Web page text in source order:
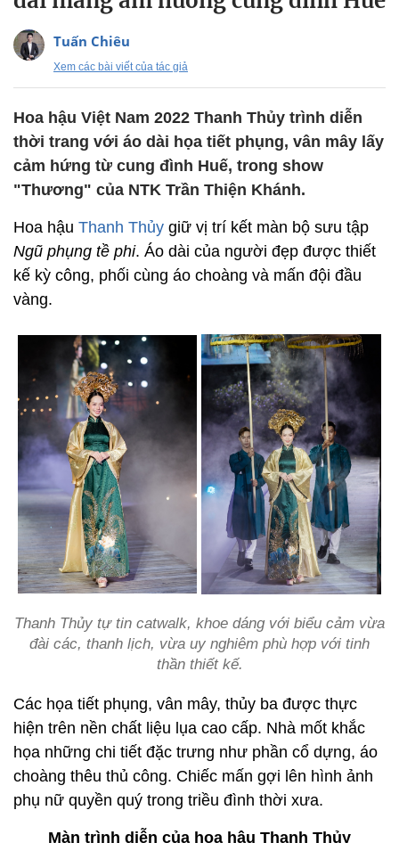
Tuấn Chiêu
Xem các bài viết của tác giả
Hoa hậu Việt Nam 2022 Thanh Thủy trình diễn
thời trang với áo dài họa tiết phụng, vân mây lấy
cảm hứng từ cung đình Huế, trong show
"Thương" của NTK Trần Thiện Khánh.
Hoa hậu Thanh Thủy giữ vị trí kết màn bộ sưu tập
Ngũ phụng tề phi. Áo dài của người đẹp được thiết
kế kỳ công, phối cùng áo choàng và mấn đội đầu
vàng.
Thanh Thủy tự tin catwalk, khoe dáng với biểu cảm vừa
đài các, thanh lịch, vừa uy nghiêm phù hợp với tinh
thần thiết kế.
Các họa tiết phụng, vân mây, thủy ba được thực
hiện trên nền chất liệu lụa cao cấp. Nhà mốt khắc
họa những chi tiết đặc trưng như phần cổ dựng, áo
choàng thêu thủ công. Chiếc mấn gợi lên hình ảnh
phụ nữ quyền quý trong triều đình thời xưa.
Màn trình diễn của hoa hậu Thanh Thủy